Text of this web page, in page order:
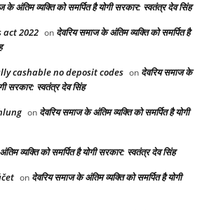
के अंतिम व्यक्ति को समर्पित है योगी सरकार: स्वतंत्र देव सिंह
2022 on देवरिय समाज के अंतिम व्यक्ति को समर्पित है
cashable no deposit codes on देवरिय समाज के
सरकार: स्वतंत्र देव सिंह
on देवरिय समाज के अंतिम व्यक्ति को समर्पित है योगी
व्यक्ति को समर्पित है योगी सरकार: स्वतंत्र देव सिंह
on देवरिय समाज के अंतिम व्यक्ति को समर्पित है योगी